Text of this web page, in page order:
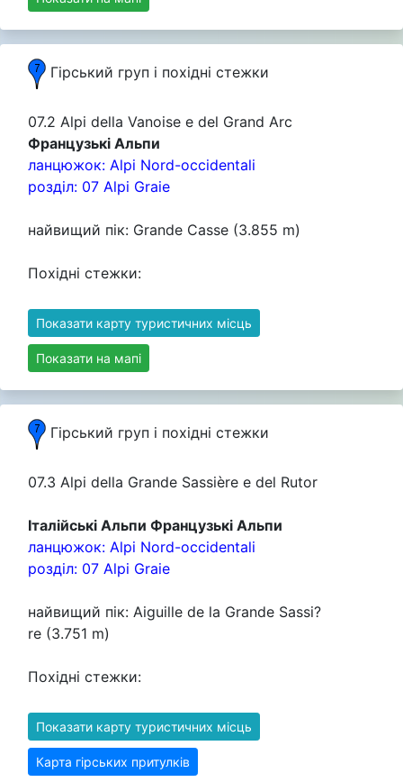
Гірський груп i похідні стежки
07.2 Alpi della Vanoise e del Grand Arc
Французькі Альпи
ланцюжок: Alpi Nord-occidentali
розділ: 07 Alpi Graie
найвищий пік: Grande Casse (3.855 m)
Похідні стежки:
Показати карту туристичних місць
Показати на мапі
Гірський груп i похідні стежки
07.3 Alpi della Grande Sassière e del Rutor
Італійські Альпи Французькі Альпи
ланцюжок: Alpi Nord-occidentali
розділ: 07 Alpi Graie
найвищий пік: Aiguille de la Grande Sassi?
re (3.751 m)
Похідні стежки:
Показати карту туристичних місць
Карта гірських притулків